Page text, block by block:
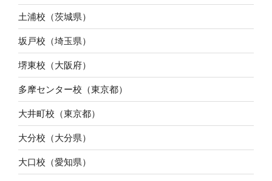
土浦校（茨城県）
坂戸校（埼玉県）
堺東校（大阪府）
多摩センター校（東京都）
大井町校（東京都）
大分校（大分県）
大口校（愛知県）